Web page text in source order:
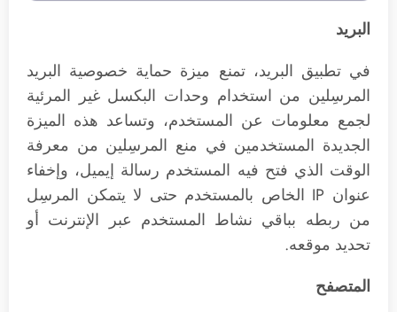
البريد
في تطبيق البريد، تمنع ميزة حماية خصوصية البريد
المرسِلين من استخدام وحدات البكسل غير المرئية
لجمع معلومات عن المستخدم، وتساعد هذه الميزة
الجديدة المستخدمين في منع المرسِلين من معرفة
الوقت الذي فتح فيه المستخدم رسالة إيميل، وإخفاء
عنوان IP الخاص بالمستخدم حتى لا يتمكن المرسِل
من ربطه بباقي نشاط المستخدم عبر الإنترنت أو
تحديد موقعه.
المتصفح